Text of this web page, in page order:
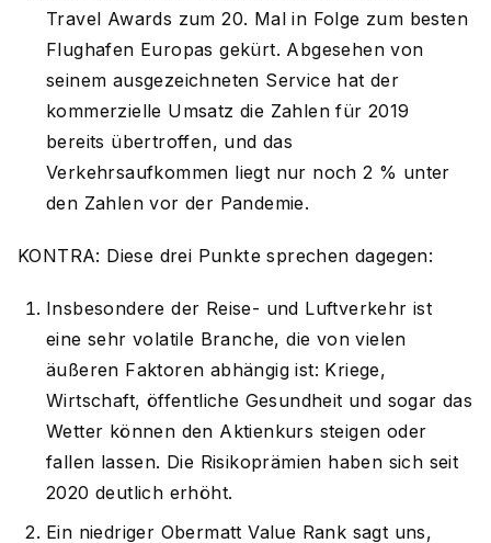
Travel Awards zum 20. Mal in Folge zum besten
Flughafen Europas gekürt. Abgesehen von
seinem ausgezeichneten Service hat der
kommerzielle Umsatz die Zahlen für 2019
bereits übertroffen, und das
Verkehrsaufkommen liegt nur noch 2 % unter
den Zahlen vor der Pandemie.
KONTRA: Diese drei Punkte sprechen dagegen:
Insbesondere der Reise- und Luftverkehr ist
eine sehr volatile Branche, die von vielen
äußeren Faktoren abhängig ist: Kriege,
Wirtschaft, öffentliche Gesundheit und sogar das
Wetter können den Aktienkurs steigen oder
fallen lassen. Die Risikoprämien haben sich seit
2020 deutlich erhöht.
Ein niedriger Obermatt Value Rank sagt uns,